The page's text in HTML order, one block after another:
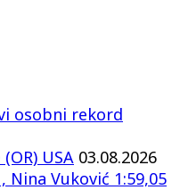
osobni rekord
USA 03.08.2026
Nina Vuković 1:59,05